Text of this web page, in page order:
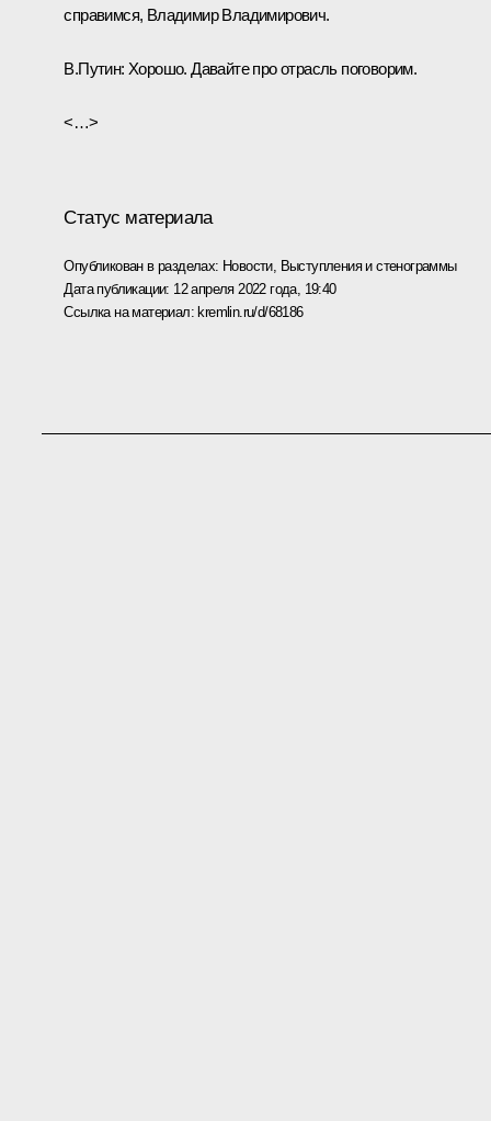
справимся, Владимир Владимирович.
В.Путин: Хорошо. Давайте про отрасль поговорим.
<…>
Статус материала
Опубликован в разделах: Новости, Выступления и стенограммы
Дата публикации: 12 апреля 2022 года, 19:40
Ссылка на материал: kremlin.ru/d/68186